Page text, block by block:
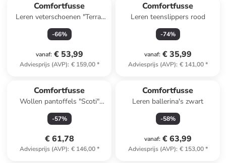
Comfortfusse
Leren veterschoenen "Terra"
zwart
-66%
vanaf: € 53,99
Adviesprijs (AVP): € 159,00*
Comfortfusse
Leren teenslippers rood
-74%
vanaf: € 35,99
Adviesprijs (AVP): € 141,00*
Comfortfusse
Wollen pantoffels "Scoti"
rood
-57%
€ 61,78
Adviesprijs (AVP): € 146,00*
Comfortfusse
Leren ballerina's zwart
-58%
vanaf: € 63,99
Adviesprijs (AVP): € 153,00*